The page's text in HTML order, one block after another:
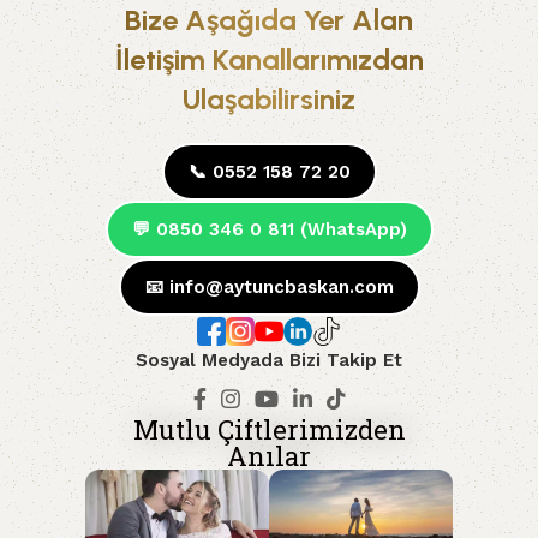
Bize Aşağıda Yer Alan
İletişim Kanallarımızdan
Ulaşabilirsiniz
📞 0552 158 72 20
💬 0850 346 0 811 (WhatsApp)
📧 info@aytuncbaskan.com
Sosyal Medyada Bizi Takip Et
Mutlu Çiftlerimizden
Anılar